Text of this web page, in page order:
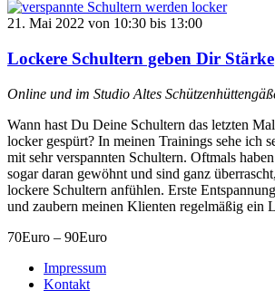
21. Mai 2022 von 10:30 bis 13:00
Lockere Schultern geben Dir Stärke
Online und im Studio Altes
Wann hast Du Deine Schultern das letzten
locker gespürt? In meinen Trainings sehe ich
mit sehr verspannten Schultern. Oftmals
sogar daran gewöhnt und sind ganz
lockere Schultern anfühlen. Erste
und zaubern meinen Klienten regelmäßig
70Euro – 90Euro
Impressum
Kontakt